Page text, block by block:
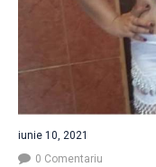
iunie 10, 2021
0 Comentariu